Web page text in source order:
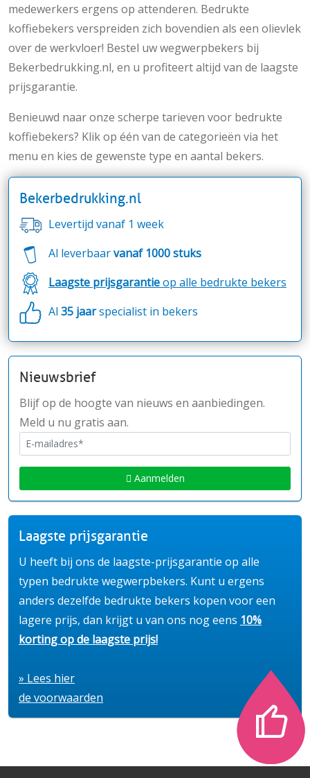
medewerkers ergens op attenderen. Bedrukte
koffiebekers verspreiden zich bovendien als een olievlek
over de werkvloer! Bestel uw wegwerpbekers bij
Bekerbedrukking.nl, en u profiteert altijd van de laagste
prijsgarantie.
Benieuwd naar onze scherpe tarieven voor bedrukte
koffiebekers? Klik op één van de categorieën via het
menu en kies de gewenste type en aantal bekers.
Bekerbedrukking.nl
Levertijd vanaf 1 week
Al leverbaarvanaf 1000 stuks
Laagste prijsgarantieop alle bedrukte bekers
Al 35 jaarspecialist in bekers
Nieuwsbrief
Blijf op de hoogte van nieuws en aanbiedingen.
Meld u nu gratis aan.
Aanmelden
Laagste prijsgarantie
U heeft bij ons de laagste-prijsgarantie op alle
typen bedrukte wegwerpbekers. Kunt u ergens
anders dezelfde bedrukte bekers kopen voor een
lagere prijs, dan krijgt u van ons nog eens 10%
korting op de laagste prijs!
» Lees hier
de voorwaarden